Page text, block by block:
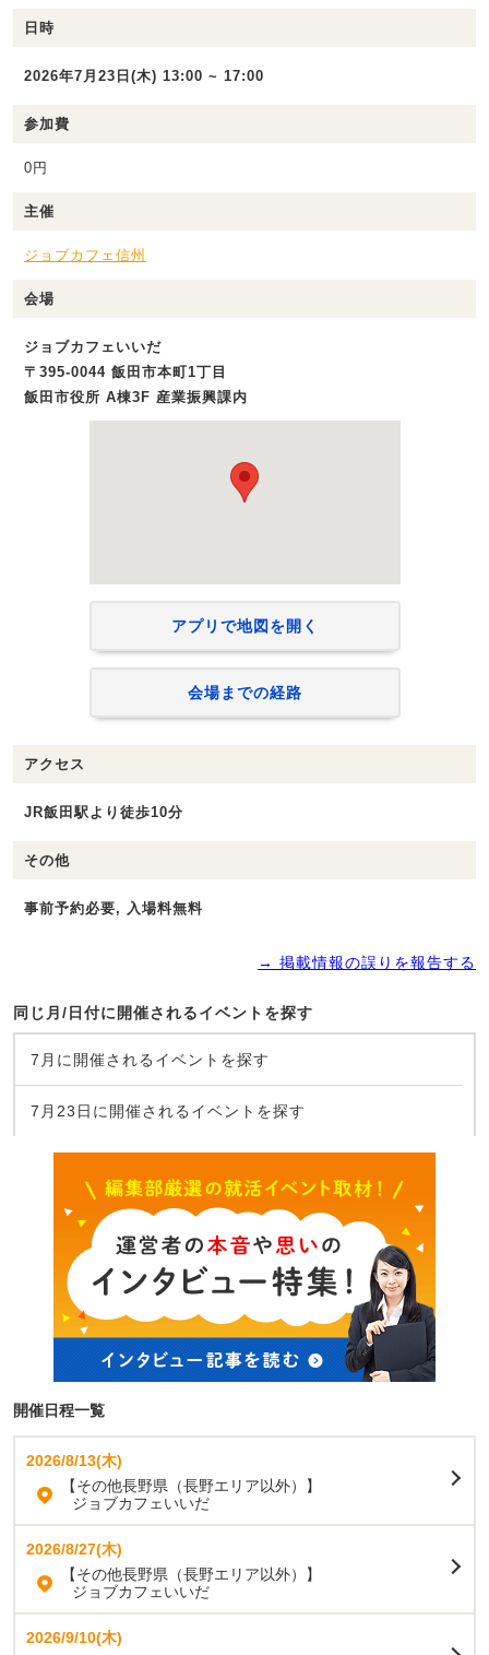
日時
2026年7月23日(木) 13:00 ~ 17:00
参加費
0円
主催
ジョブカフェ信州
会場
ジョブカフェいいだ
〒395-0044 飯田市本町1丁目
飯田市役所 A棟3F 産業振興課内
アプリで地図を開く
会場までの経路
アクセス
JR飯田駅より徒歩10分
その他
事前予約必要, 入場料無料
→ 掲載情報の誤りを報告する
同じ月/日付に開催されるイベントを探す
7月に開催されるイベントを探す
7月23日に開催されるイベントを探す
開催日程一覧
2026/8/13(木)
【その他長野県（長野エリア以外）】
ジョブカフェいいだ
2026/8/27(木)
【その他長野県（長野エリア以外）】
ジョブカフェいいだ
2026/9/10(木)